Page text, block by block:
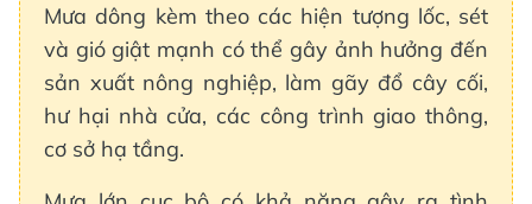
Mưa dông kèm theo các hiện tượng lốc, sét
và gió giật mạnh có thể gây ảnh hưởng đến
sản xuất nông nghiệp, làm gãy đổ cây cối,
hư hại nhà cửa, các công trình giao thông,
cơ sở hạ tầng.